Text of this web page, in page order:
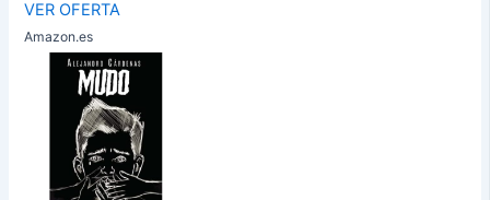
VER OFERTA
Amazon.es